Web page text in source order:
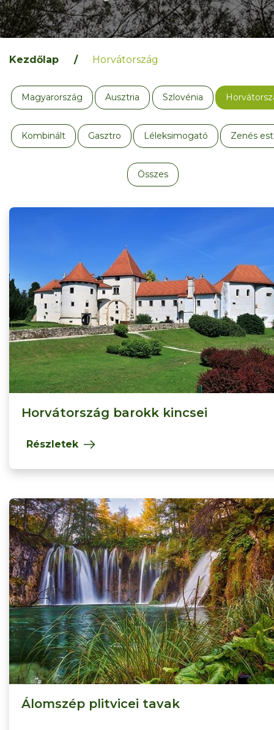
Kezdőlap / Horvátország
Magyarország Ausztria Szlovénia
Kombinált Gasztro Léleksimogató Zenés
Összes
Horvátország barokk kincsei
Részletek
Álomszép plitvicei tavak